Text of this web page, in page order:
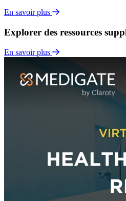
En savoir plus
Explorer des ressources
En savoir plus